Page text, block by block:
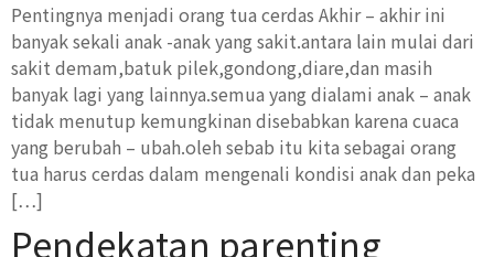
Pentingnya menjadi orang tua cerdas Akhir – akhir ini
banyak sekali anak -anak yang sakit.antara lain mulai dari
sakit demam,batuk pilek,gondong,diare,dan masih
banyak lagi yang lainnya.semua yang dialami anak – anak
tidak menutup kemungkinan disebabkan karena cuaca
yang berubah – ubah.oleh sebab itu kita sebagai orang
tua harus cerdas dalam mengenali kondisi anak dan peka
[…]
Pendekatan parenting